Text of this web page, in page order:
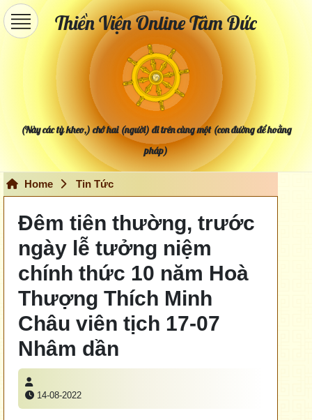
Thiền Viện Online Tâm Đức
(Này các tỳ kheo,) chớ hai (người) đi trên cùng một (con đường để hoằng
pháp)
Home Tin Tức
Đêm tiên thường, trước
ngày lễ tưởng niệm
chính thức 10 năm Hoà
Thượng Thích Minh
Châu viên tịch 17-07
Nhâm dần
14-08-2022